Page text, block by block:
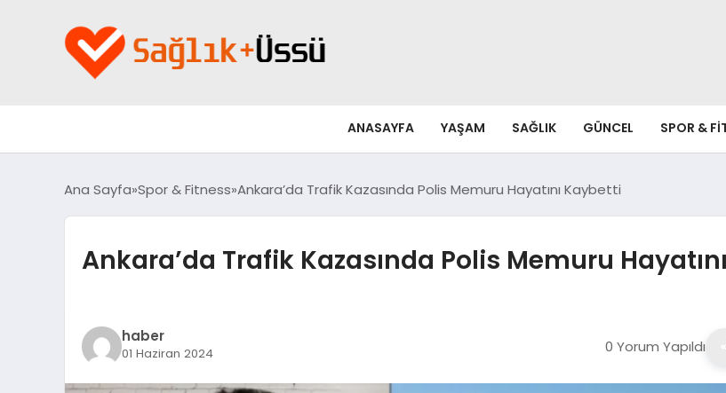
ANASAYFA YAŞAM SAĞLIK GÜNCEL SPOR &
Ana Sayfa Spor & Fitness Ankara’da Trafik Kazasında Polis Memuru Hayatını Kaybetti
Ankara’da Trafik Kazasında Polis Memuru
haber
01 Haziran 2024 0 Yorum Yapıldı